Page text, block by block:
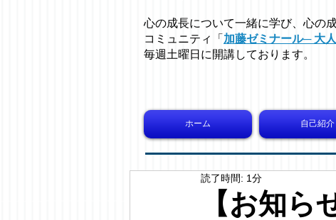
心の成長について一緒に学び、心の
コミュニティ「 加藤ゼミナール─ 大
毎週土曜日に開講しております。
ホーム 自己紹介
【お知
読了時間: 1分